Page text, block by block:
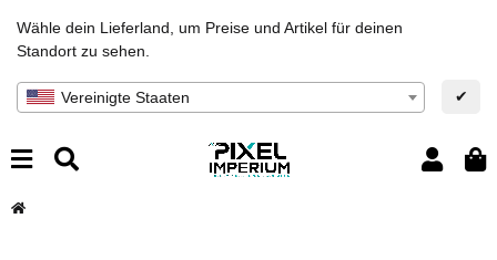
Wähle dein Lieferland, um Preise und Artikel für deinen
Standort zu sehen.
Vereinigte Staaten ✔